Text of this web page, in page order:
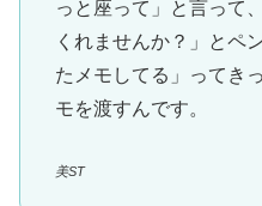
っと座って」と言って
くれませんか？」とペ
たメモしてる」ってき
モを渡すんです。
美ST